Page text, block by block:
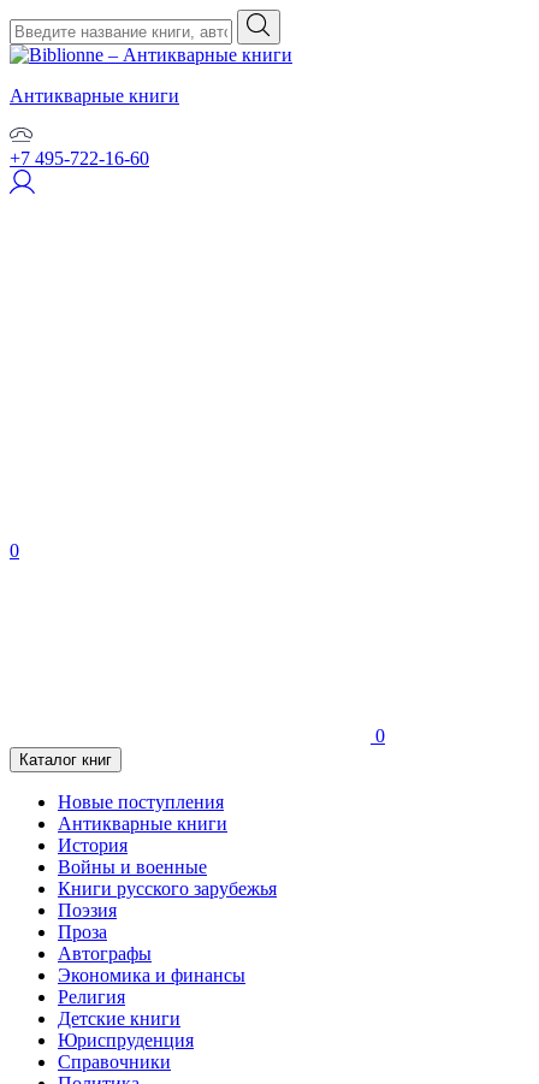
Антикварные книги
+7 495-722-16-60
0
0
Каталог книг
Новые поступления
Антикварные книги
История
Войны и военные
Книги русского зарубежья
Поэзия
Проза
Автографы
Экономика и финансы
Религия
Детские книги
Юриспруденция
Справочники